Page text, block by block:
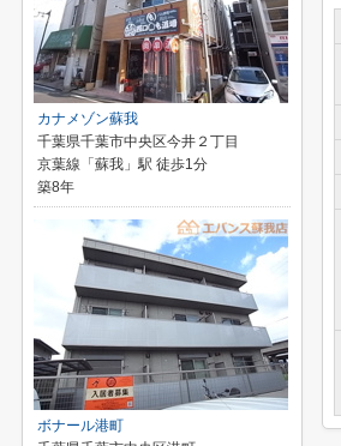
カナメゾン蘇我
千葉県千葉市中央区今井２丁目
京葉線「蘇我」駅 徒歩1分
築8年
ボナール港町